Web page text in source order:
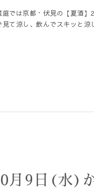
では京都・伏見の【夏酒
見て涼し、飲んでスキッと
月9日(水)